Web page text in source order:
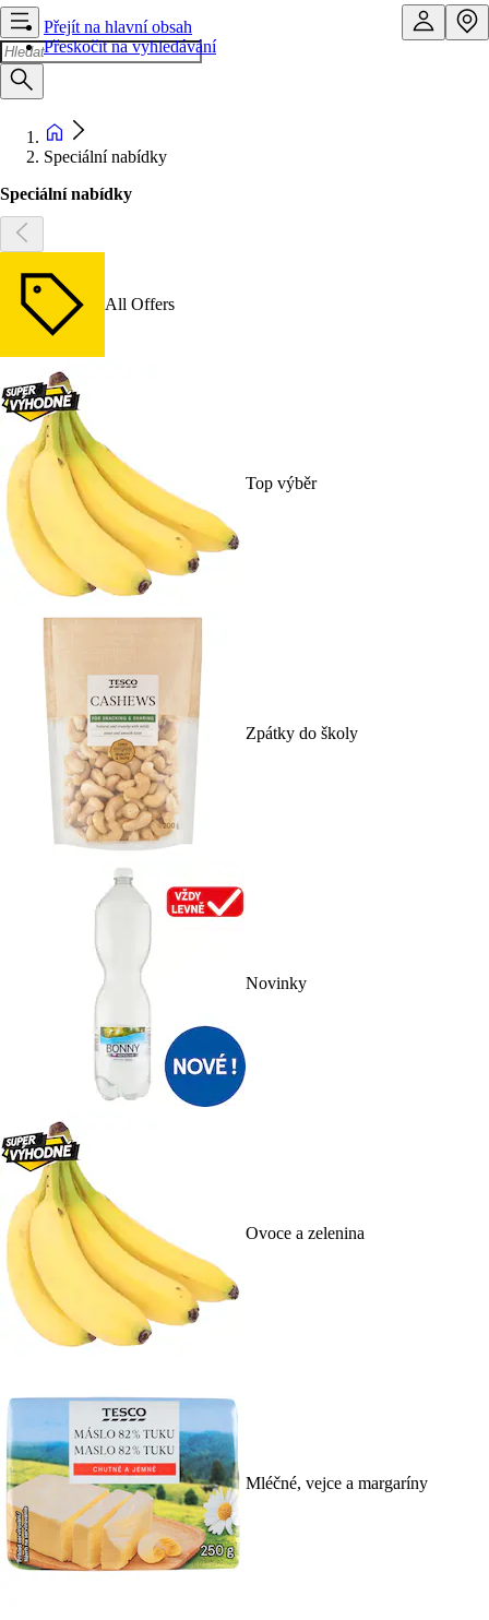
Přejít na hlavní obsah
Přeskočit na vyhledávání
Speciální nabídky
Speciální nabídky
All Offers
Top výběr
Zpátky do školy
Novinky
Ovoce a zelenina
Mléčné, vejce a margaríny